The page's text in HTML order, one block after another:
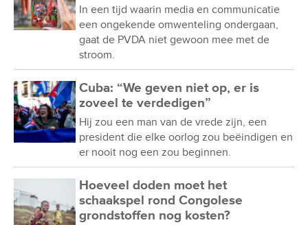
In een tijd waarin media en communicatie
een ongekende omwenteling ondergaan,
gaat de PVDA niet gewoon mee met de
stroom.
Cuba: “We geven niet op, er is
zoveel te verdedigen”
Hij zou een man van de vrede zijn, een
president die elke oorlog zou beëindigen en
er nooit nog een zou beginnen.
Hoeveel doden moet het
schaakspel rond Congolese
grondstoffen nog kosten?